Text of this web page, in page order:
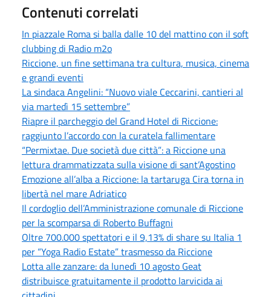
Contenuti correlati
In piazzale Roma si balla dalle 10 del mattino con il soft
clubbing di Radio m2o
Riccione, un fine settimana tra cultura, musica, cinema
e grandi eventi
La sindaca Angelini: “Nuovo viale Ceccarini, cantieri al
via martedì 15 settembre”
Riapre il parcheggio del Grand Hotel di Riccione:
raggiunto l’accordo con la curatela fallimentare
“Permixtae. Due società due città”: a Riccione una
lettura drammatizzata sulla visione di sant’Agostino
Emozione all’alba a Riccione: la tartaruga Cira torna in
libertà nel mare Adriatico
Il cordoglio dell’Amministrazione comunale di Riccione
per la scomparsa di Roberto Buffagni
Oltre 700.000 spettatori e il 9,13% di share su Italia 1
per “Yoga Radio Estate” trasmesso da Riccione
Lotta alle zanzare: da lunedì 10 agosto Geat
distribuisce gratuitamente il prodotto larvicida ai